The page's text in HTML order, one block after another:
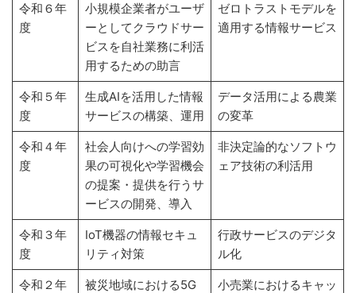
令和６年
度
小規模企業者がユーザ
ーとしてクラウドサー
ビスを自社業務に利活
用するための助言
ゼロトラストモデルを
適用する情報サービス
令和５年
度
生成AIを活用した情報
サービスの構築、運用
データ活用による農業
の変革
令和４年
度
社会人向けへの学習効
果の可視化や学習機会
の提案・提供を行うサ
ービスの開発、導入
非決定論的なソフトウ
ェア技術の利活用
令和３年
度
IoT機器の情報セキュ
リティ対策
行政サービスのデジタ
ル化
令和２年
被災地域における5G
小売業におけるキャッ